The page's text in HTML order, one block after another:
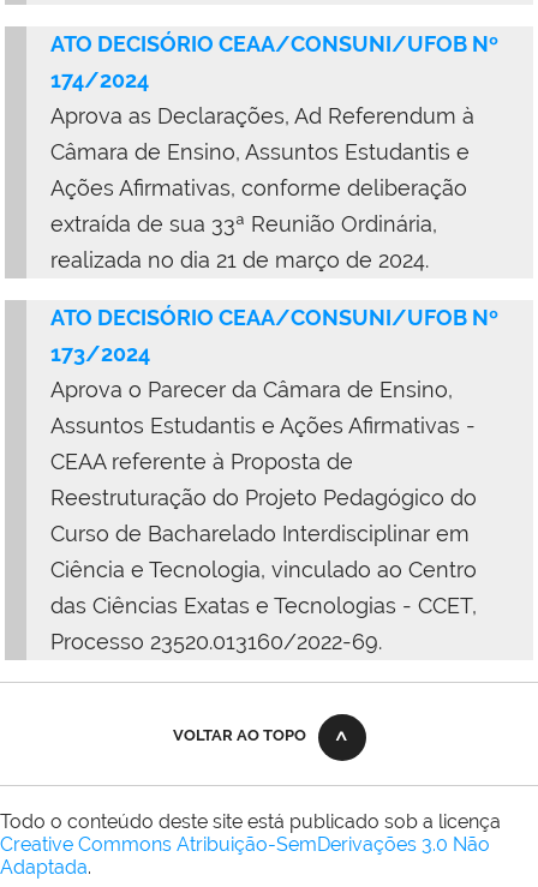
ATO DECISÓRIO CEAA/CONSUNI/UFOB Nº
174/2024
Aprova as Declarações, Ad Referendum à
Câmara de Ensino, Assuntos Estudantis e
Ações Afirmativas, conforme deliberação
extraída de sua 33ª Reunião Ordinária,
realizada no dia 21 de março de 2024.
ATO DECISÓRIO CEAA/CONSUNI/UFOB Nº
173/2024
Aprova o Parecer da Câmara de Ensino,
Assuntos Estudantis e Ações Afirmativas -
CEAA referente à Proposta de
Reestruturação do Projeto Pedagógico do
Curso de Bacharelado Interdisciplinar em
Ciência e Tecnologia, vinculado ao Centro
das Ciências Exatas e Tecnologias - CCET,
Processo 23520.013160/2022-69.
VOLTAR AO TOPO
Todo o conteúdo deste site está publicado sob a licença
Creative Commons Atribuição-SemDerivações 3.0 Não
Adaptada.